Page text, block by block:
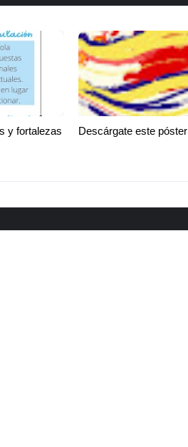
y fortalezas
Descárgate este póster